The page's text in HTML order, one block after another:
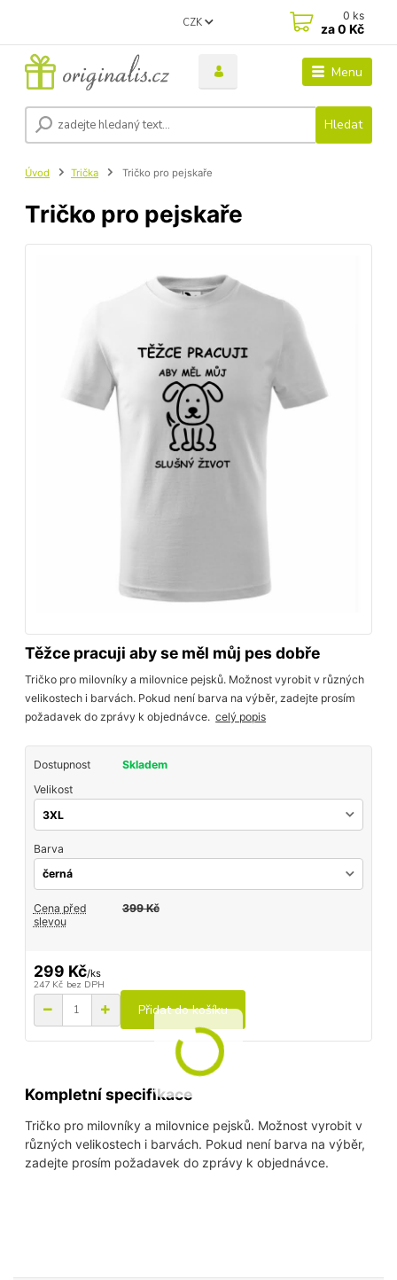
Menu
CZK
Hledat
0 ks
za0 Kč
Úvod Trička Tričko pro pejskaře
Tričko pro pejskaře
Těžce pracuji aby se měl můj pes dobře
Tričko pro milovníky a milovnice pejsků. Možnost vyrobit v různých
velikostech i barvách. Pokud není barva na výběr, zadejte prosím
požadavek do zprávy k objednávce.celý popis
Dostupnost
Skladem
Velikost
Barva
Cena před
slevou
399 Kč
299 Kč/ks
247 Kč bez DPH
Přidat do košíku
Kompletní specifikace
Tričko pro milovníky a milovnice pejsků. Možnost vyrobit v
různých velikostech i barvách. Pokud není barva na výběr,
zadejte prosím požadavek do zprávy k objednávce.